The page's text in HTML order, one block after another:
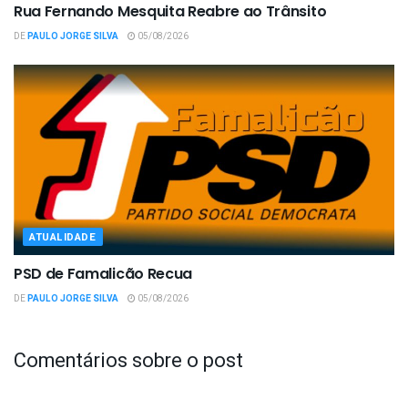
Rua Fernando Mesquita Reabre ao Trânsito
DEPAULO JORGE SILVA 05/08/2026
ATUALIDADE
PSD de Famalicão Recua
DEPAULO JORGE SILVA 05/08/2026
Comentários sobre o post